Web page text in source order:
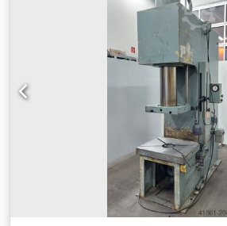
clamping surface: 440 x 360 mm -
mm - Table size: 630 x 500 mm -
mm - Electric foot switch - Two-hand
400 V / 8.75 kW - Required space
D 1150 mm - Weight approx.: 2,000 kg